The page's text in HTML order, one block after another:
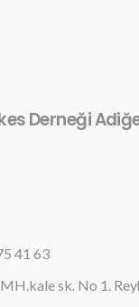
Derneği
41 63
sk. No 1.